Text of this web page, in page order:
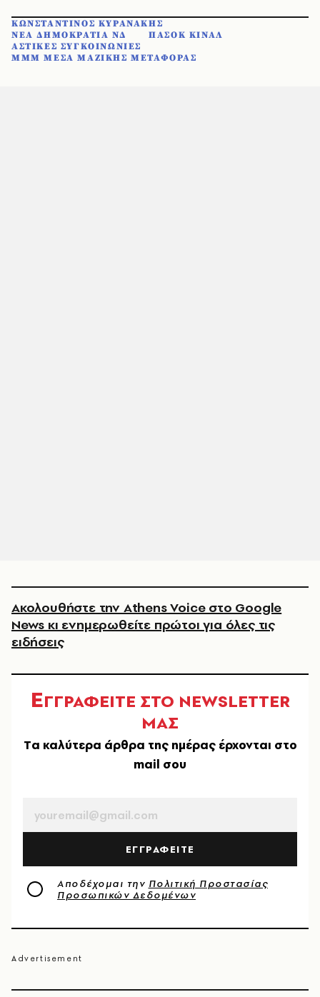
ΚΩΝΣΤΑΝΤΙΝΟΣ ΚΥΡΑΝΑΚΗΣ
ΝΕΑ ΔΗΜΟΚΡΑΤΙΑ ΝΔ
ΠΑΣΟΚ ΚΙΝΑΛ
ΑΣΤΙΚΕΣ ΣΥΓΚΟΙΝΩΝΙΕΣ
ΜΜΜ ΜΕΣΑ ΜΑΖΙΚΗΣ ΜΕΤΑΦΟΡΑΣ
Ακολουθήστε την Athens Voice στο Google
News κι ενημερωθείτε πρώτοι για όλες τις
ειδήσεις
ΕΓΓΡΑΦΕΙΤΕ ΣΤΟ NEWSLETTER
ΜΑΣ
Tα καλύτερα άρθρα της ημέρας έρχονται στο
mail σου
ΕΓΓΡΑΦΕΙΤΕ
Αποδέχομαι την Πολιτική Προστασίας
Προσωπικών Δεδομένων